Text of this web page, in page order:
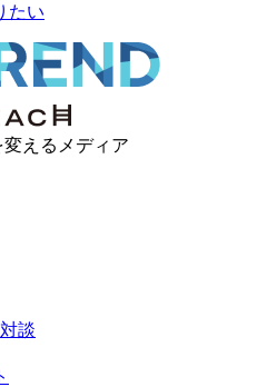
たい
えるメディア
談